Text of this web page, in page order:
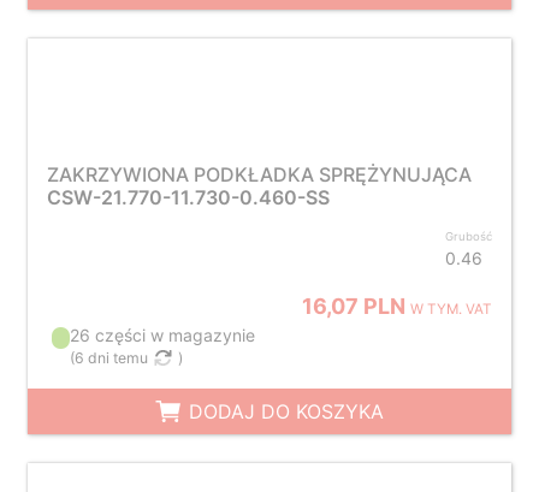
ZAKRZYWIONA PODKŁADKA SPRĘŻYNUJĄCA
CSW-21.770-11.730-0.460-SS
Grubość
0.46
16,07 PLNW TYM. VAT
26 części w magazynie
(6 dni temu )
DODAJ DO KOSZYKA